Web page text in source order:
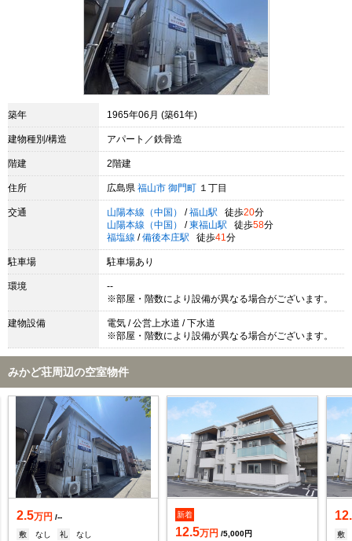
築年 1965年06月 (築61年)
建物種別/構造 アパート／鉄骨造
階建 2階建
住所 広島県 福山市 御門町 １丁目
交通 山陽本線（中国） / 福山駅 徒歩20分
山陽本線（中国）
/ 東福山駅 徒歩58分
福塩線 / 備後本庄駅 徒歩41 分
駐車場 駐車場あり
環境
--
※部屋・階数により設備が異なる場合がございます。
建物設備
電気 / 公営上水道 / 下水道
※部屋・階数により設備が異なる場合がございます。
みかど荘周辺の空室物件
2.5万円 /--
敷
なし 礼
なし
新着
12.5万円 /5,000円
敷